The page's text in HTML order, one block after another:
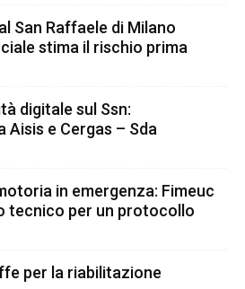
San Raffaele di Milano
stima il rischio prima
digitale sul Ssn:
e Cergas – Sda
in emergenza: Fimeuc
tecnico per un protocollo
per la riabilitazione